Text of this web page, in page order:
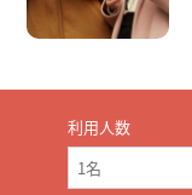
利用人数